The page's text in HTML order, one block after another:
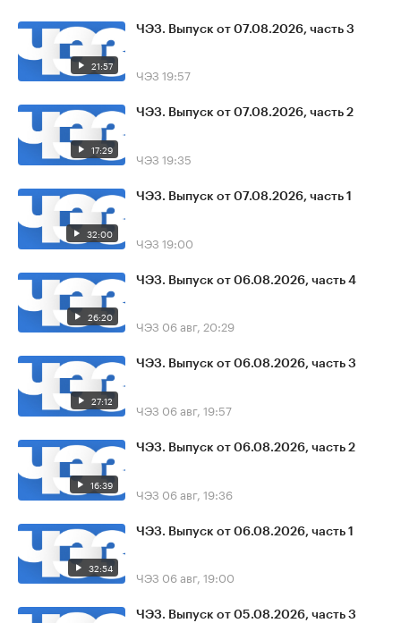
21:57
ЧЭЗ. Выпуск от 07.08.2026, часть 3
ЧЭЗ 19:57
17:29
ЧЭЗ. Выпуск от 07.08.2026, часть 2
ЧЭЗ 19:35
32:00
ЧЭЗ. Выпуск от 07.08.2026, часть 1
ЧЭЗ 19:00
26:20
ЧЭЗ. Выпуск от 06.08.2026, часть 4
ЧЭЗ 06 авг, 20:29
27:12
ЧЭЗ. Выпуск от 06.08.2026, часть 3
ЧЭЗ 06 авг, 19:57
16:39
ЧЭЗ. Выпуск от 06.08.2026, часть 2
ЧЭЗ 06 авг, 19:36
32:54
ЧЭЗ. Выпуск от 06.08.2026, часть 1
ЧЭЗ 06 авг, 19:00
ЧЭЗ. Выпуск от 05.08.2026, часть 3